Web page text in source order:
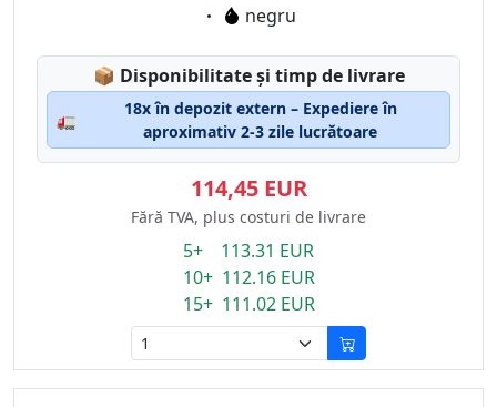
Eigenschaft:
negru
📦 Lagerstatus:
Disponibilitate și timp de livrare
🚛
18x în depozit extern – Expediere în
aproximativ 2-3 zile lucrătoare
114,45 EUR
Fără TVA, plus costuri de livrare
5+ 113.31 EUR
10+ 112.16 EUR
15+ 111.02 EUR